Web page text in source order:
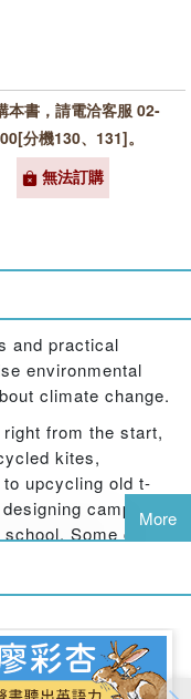
本書，請電洽客服 02-
分機130、131]。
無法訂購
and practical
environmental
climate change.
from the start,
kites,
upcycling old t-
campaigns
Some can be
plus details of the
As well as the main
so there is plenty to
activities are
More